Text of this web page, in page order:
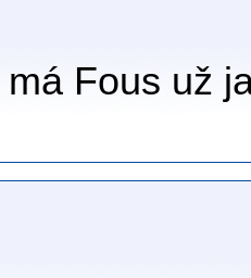
Fous už